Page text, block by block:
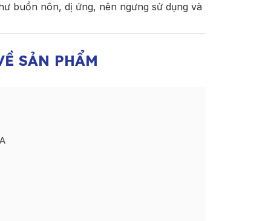
buồn nôn, dị ứng, nên ngưng sử dụng và
SẢN PHẨM